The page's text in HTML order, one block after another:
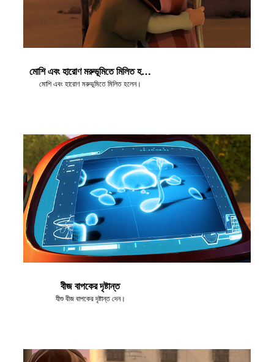
মোশি এবং হারোণ মরুভূমিতে মিলিত হলেন
মোশি এবং হারোণ মরুভূমিতে মিলিত হলেন।
বীজ বাপকের দৃষ্টান্ত
যীশু বীজ বাপকের দৃষ্টান্ত দেন।